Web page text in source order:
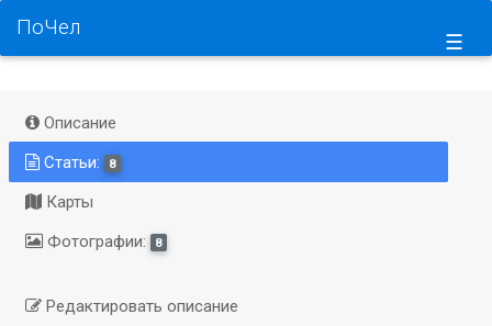
☰
ПоЧел
Описание
Статьи:
8
Карты
Фотографии:
8
Редактировать описание